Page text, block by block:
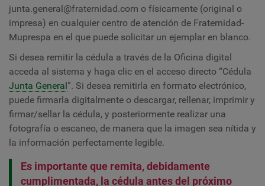
junta.general@fraternidad.com o físicamente (original o
impresa) en cualquier centro de atención de Fraternidad-
Muprespa en el que puede solicitar un ejemplar en blanco.
Si desea remitir la cédula a través de la Oficina digital
acceda al sistema y haga clic en el acceso directo “Cédula
Junta General”. Si desea remitirla en formato electrónico,
puede firmarla digitalmente o descargar, rellenar, imprimir y
firmar/sellar la cédula, y posteriormente realizar una
fotografía o escaneo, de manera que la imagen sea nítida y
la información perfectamente legible.
Es importante que remita, debidamente
cumplimentada, la cédula antes del próximo